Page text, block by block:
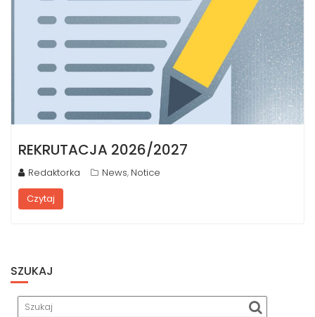
REKRUTACJA 2026/2027
Redaktorka News, Notice
Czytaj
SZUKAJ